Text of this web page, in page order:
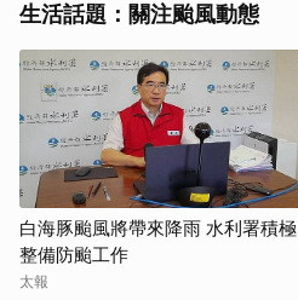
生活話題：關注颱風動態
白海豚颱風將帶來降雨 水利署積極
整備防颱工作
太報